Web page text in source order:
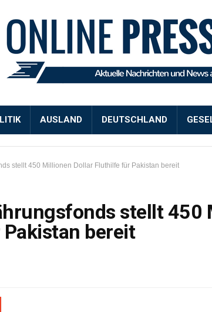
AUSLAND DEUTSCHLAND
stellt 450 Millionen Dollar Fluthilfe für Pakistan bereit
stellt 450
bereit